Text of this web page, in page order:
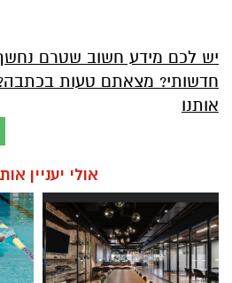
יש לכם מידע חשוב שטרם
חדשותי? מצאתם טעות
אותנו
אולי יעניין